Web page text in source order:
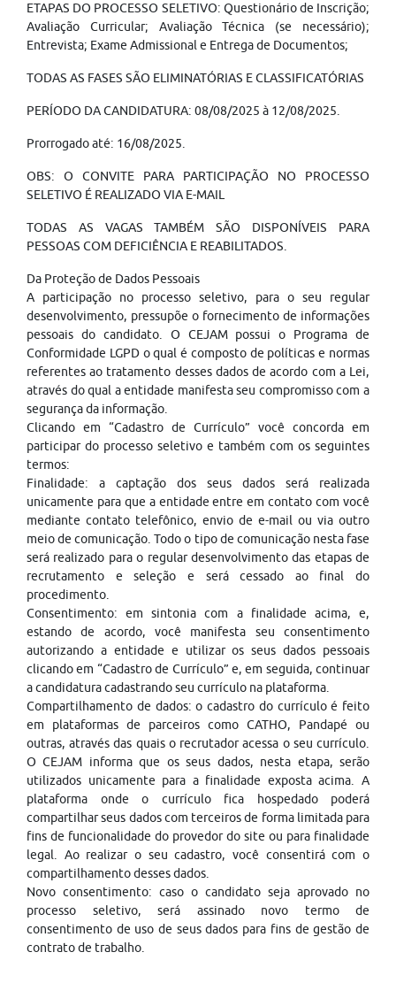
ETAPAS DO PROCESSO SELETIVO: Questionário de Inscrição;
Avaliação Curricular; Avaliação Técnica (se necessário);
Entrevista; Exame Admissional e Entrega de Documentos;
TODAS AS FASES SÃO ELIMINATÓRIAS E CLASSIFICATÓRIAS
PERÍODO DA CANDIDATURA: 08/08/2025 à 12/08/2025.
Prorrogado até: 16/08/2025.
OBS: O CONVITE PARA PARTICIPAÇÃO NO PROCESSO
SELETIVO É REALIZADO VIA E-MAIL
TODAS AS VAGAS TAMBÉM SÃO DISPONÍVEIS PARA
PESSOAS COM DEFICIÊNCIA E REABILITADOS.
Da Proteção de Dados Pessoais
A participação no processo seletivo, para o seu regular
desenvolvimento, pressupõe o fornecimento de informações
pessoais do candidato. O CEJAM possui o Programa de
Conformidade LGPD o qual é composto de políticas e normas
referentes ao tratamento desses dados de acordo com a Lei,
através do qual a entidade manifesta seu compromisso com a
segurança da informação.
Clicando em “Cadastro de Currículo” você concorda em
participar do processo seletivo e também com os seguintes
termos:
Finalidade: a captação dos seus dados será realizada
unicamente para que a entidade entre em contato com você
mediante contato telefônico, envio de e-mail ou via outro
meio de comunicação. Todo o tipo de comunicação nesta fase
será realizado para o regular desenvolvimento das etapas de
recrutamento e seleção e será cessado ao final do
procedimento.
Consentimento: em sintonia com a finalidade acima, e,
estando de acordo, você manifesta seu consentimento
autorizando a entidade e utilizar os seus dados pessoais
clicando em “Cadastro de Currículo” e, em seguida, continuar
a candidatura cadastrando seu currículo na plataforma.
Compartilhamento de dados: o cadastro do currículo é feito
em plataformas de parceiros como CATHO, Pandapé ou
outras, através das quais o recrutador acessa o seu currículo.
O CEJAM informa que os seus dados, nesta etapa, serão
utilizados unicamente para a finalidade exposta acima. A
plataforma onde o currículo fica hospedado poderá
compartilhar seus dados com terceiros de forma limitada para
fins de funcionalidade do provedor do site ou para finalidade
legal. Ao realizar o seu cadastro, você consentirá com o
compartilhamento desses dados.
Novo consentimento: caso o candidato seja aprovado no
processo seletivo, será assinado novo termo de
consentimento de uso de seus dados para fins de gestão de
contrato de trabalho.